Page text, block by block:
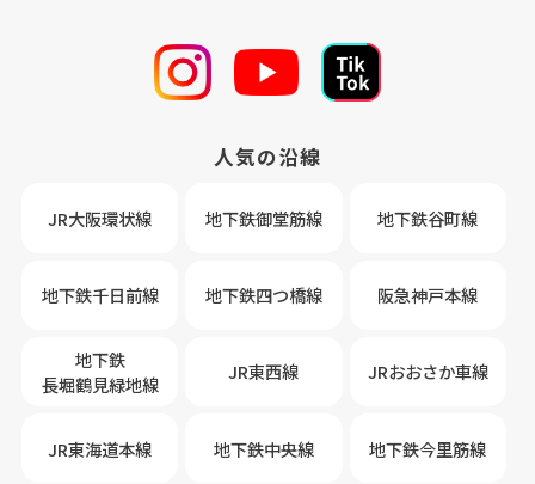
人気の沿線
JR大阪環状線 地下鉄御堂筋線 地下鉄谷町線
地下鉄千日前線 地下鉄四つ橋線 阪急神戸本線
地下鉄
長堀鶴見緑地線
JR東西線 JRおおさか車線
JR東海道本線 地下鉄中央線 地下鉄今里筋線